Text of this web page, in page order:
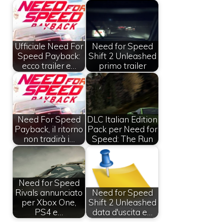
Ufficiale Need For
Speed Payback:
ecco trailer e…
Need for Speed
Shift 2 Unleashed
primo trailer
Need For Speed
Payback, il ritorno
non tradirà i…
DLC Italian Edition
Pack per Need for
Speed: The Run
Need for Speed
Rivals annunciato
per Xbox One,
PS4 e…
Need for Speed
Shift 2 Unleashed
data d'uscita e…